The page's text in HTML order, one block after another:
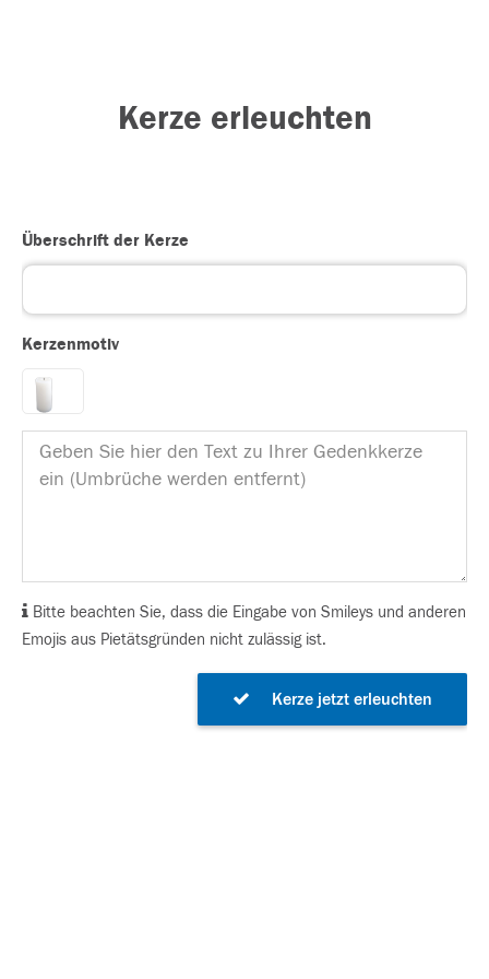
Kerze erleuchten
Überschrift der Kerze
Kerzenmotiv
Bitte beachten Sie, dass die Eingabe von Smileys und anderen
Emojis aus Pietätsgründen nicht zulässig ist.
Kerze jetzt erleuchten